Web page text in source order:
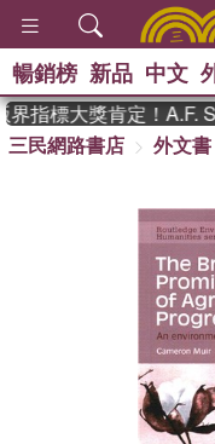
暢銷榜 新品 中文
指標大獎肯定！A.F.
三民網路書店
外文書